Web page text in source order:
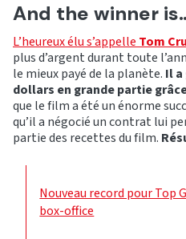
And the winner
L’heureux élu s’appelle Tom
plus d’argent durant toute
le mieux payé de la planète. Il a
dollars en grande partie
que le film a été un énorme
qu’il a négocié un contrat lui
partie des recettes du film.
Nouveau record pour Top
box-office